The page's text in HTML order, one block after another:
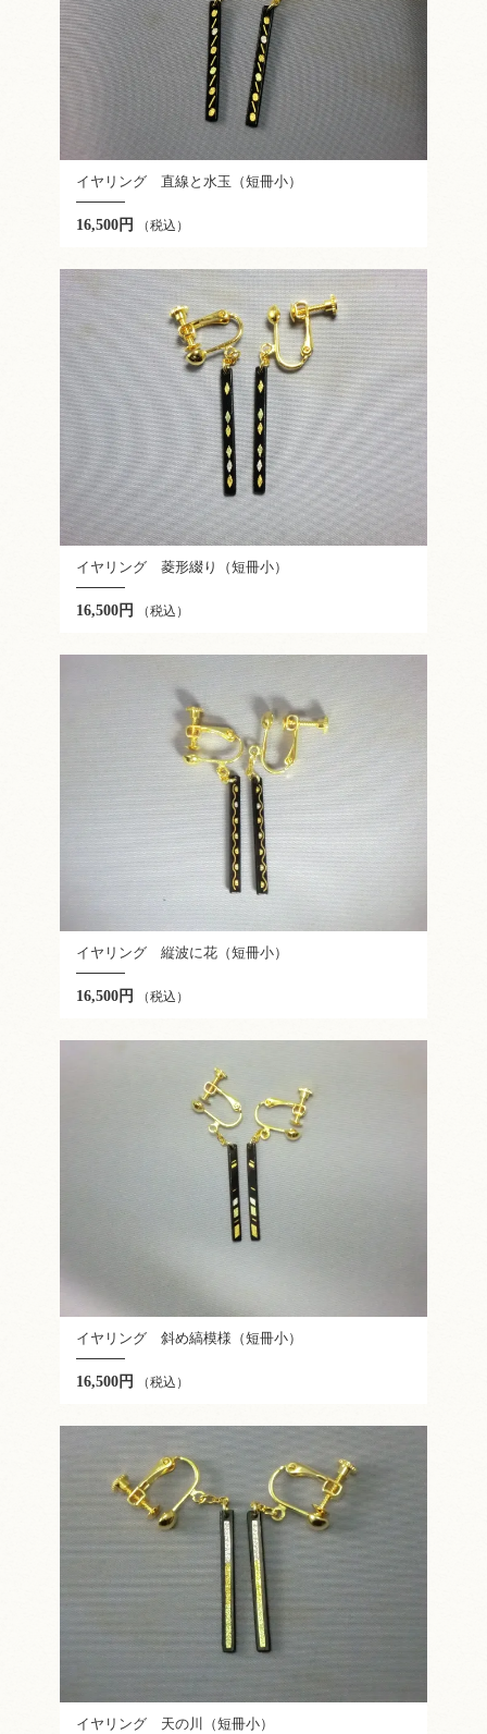
イヤリング 直線と水玉（短冊小）
16,500円 （税込）
イヤリング 菱形綴り（短冊小）
16,500円 （税込）
イヤリング 縦波に花（短冊小）
16,500円 （税込）
イヤリング 斜め縞模様（短冊小）
16,500円 （税込）
イヤリング 天の川（短冊小）